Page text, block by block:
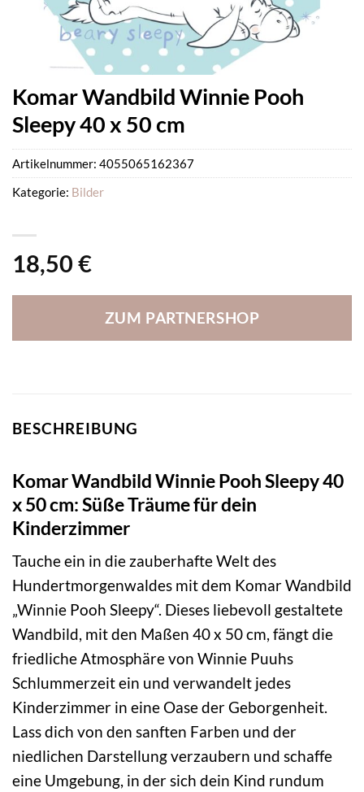
Komar Wandbild Winnie Pooh
Sleepy 40 x 50 cm
18,50 €
ZUM PARTNERSHOP
Artikelnummer: 4055065162367
Kategorie: Bilder
BESCHREIBUNG
Komar Wandbild Winnie Pooh Sleepy 40
x 50 cm: Süße Träume für dein
Kinderzimmer
Tauche ein in die zauberhafte Welt des
Hundertmorgenwaldes mit dem Komar Wandbild
„Winnie Pooh Sleepy“. Dieses liebevoll gestaltete
Wandbild, mit den Maßen 40 x 50 cm, fängt die
friedliche Atmosphäre von Winnie Puuhs
Schlummerzeit ein und verwandelt jedes
Kinderzimmer in eine Oase der Geborgenheit.
Lass dich von den sanften Farben und der
niedlichen Darstellung verzaubern und schaffe
eine Umgebung, in der sich dein Kind rundum